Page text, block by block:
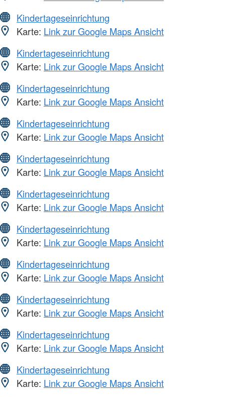
Kindertageseinrichtung
Karte: Link zur Google Maps Ansicht
Kindertageseinrichtung
Karte: Link zur Google Maps Ansicht
Kindertageseinrichtung
Karte: Link zur Google Maps Ansicht
Kindertageseinrichtung
Karte: Link zur Google Maps Ansicht
Kindertageseinrichtung
Karte: Link zur Google Maps Ansicht
Kindertageseinrichtung
Karte: Link zur Google Maps Ansicht
Kindertageseinrichtung
Karte: Link zur Google Maps Ansicht
Kindertageseinrichtung
Karte: Link zur Google Maps Ansicht
Kindertageseinrichtung
Karte: Link zur Google Maps Ansicht
Kindertageseinrichtung
Karte: Link zur Google Maps Ansicht
Kindertageseinrichtung
Karte: Link zur Google Maps Ansicht